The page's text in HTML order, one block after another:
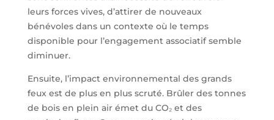
leurs forces vives, d’attirer de nouveaux
bénévoles dans un contexte où le temps
disponible pour l’engagement associatif semble
diminuer.
Ensuite, l’impact environnemental des grands
feux est de plus en plus scruté. Brûler des tonnes
de bois en plein air émet du CO₂ et des